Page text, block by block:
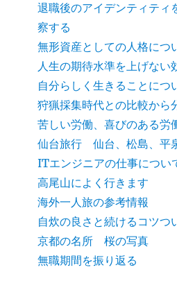
退職後のアイデンティティ
察する
無形資産としての人格につ
人生の期待水準を上げない
自分らしく生きることにつ
狩猟採集時代との比較から
苦しい労働、喜びのある労
仙台旅行 仙台、松島、平
ITエンジニアの仕事につい
高尾山によく行きます
海外一人旅の参考情報
自炊の良さと続けるコツつ
京都の名所 桜の写真
無職期間を振り返る